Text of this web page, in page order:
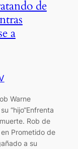
de
a
Warne
“hijo“Enfrenta
Rob de
Prometido de
a su